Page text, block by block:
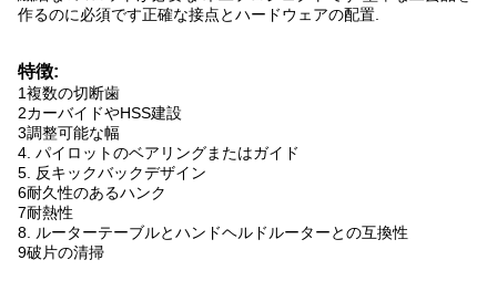
作るのに必須です正確な接点とハードウェアの配置.
特徴:
1複数の切断歯
2カーバイドやHSS建設
3調整可能な幅
4. パイロットのベアリングまたはガイド
5. 反キックバックデザイン
6耐久性のあるハンク
7耐熱性
8. ルーターテーブルとハンドヘルドルーターとの互換性
9破片の清掃